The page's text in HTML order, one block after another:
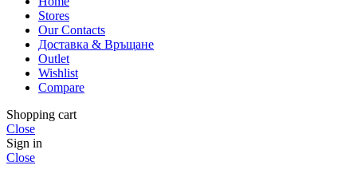
Stores
Our Contacts
Доставка & Връщане
Outlet
Wishlist
Compare
Shopping cart
Close
Sign in
Close